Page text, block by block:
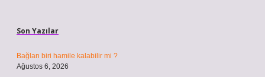
Son Yazılar
Bağlan biri hamile kalabilir mi ?
Ağustos 6, 2026